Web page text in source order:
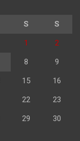
S S
1 2
8 9
15 16
22 23
29 30